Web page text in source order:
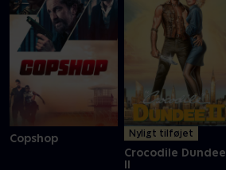
Copshop Nyligt tilføjet
Crocodile Dundee
II